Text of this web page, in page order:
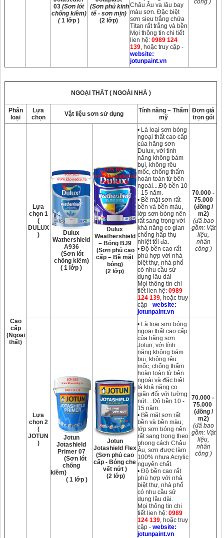
03 (Sơn lót
chống kiềm)
(1 lớp )
(Sơn phủ kinh
tế - sơn mịn)
(2 lớp)
Châu Âu va lâu bay
màu sơn. Đặc biệt
sơn sieu trắng chứa
Titan rất trắng và bền
Mọi thông tin chi tiết
lien hệ: 0989 124
139, hoặc truy cập -
website:
jotunpaint.vn
công )
NGOẠI THẤT ( NGOÀI NHÀ )
Phân
loại
Lựa
chọn
Vật liệu sơn sử dụng
Tính năng – Thẩm
mỹ
Đơn giá
trọn gói
Cao
cấp
(Ngoại
thất)
Lựa
chọn 1
(
DULUX
)
Dulux
Wathershield
A936
(Sơn lót
chống kiềm)
( 1 lớp )
Dulux
Weathershield
– Bóng BJ9
(Sơn phủ cao
cấp – Bề mặt
bóng)
(2 lớp)
• Là loại sơn bóng
ngoại thất cao cấp
của hãng sơn
Dulux, với tính
năng không bám
bụi, không rêu
mốc, chống thấm
hoàn toàn từ bên
ngoài....Độ bền 10
- 15 năm.
• Bề mặt sơn rất
bền và bền màu,
lớp sơn bóng nên
rất sang trọng với
khả năng co gian
chống hấp thụ
nhiệt tối đa.
• Độ bền cao rất
phù hợp với nhà
biệt thự, nhà phố
có nhu cầu sử
dụng lâu dài
Mọi thông tin chi
tiết lien hệ: 0989
124 139, hoặc truy
cập - website:
jotunpaint.vn
70.000 -
75.000
(đồng /
m2)
(đã bao
gồm: Vật
liệu,
nhân
công )
Lựa
chọn 2
(
JOTUN
)
Jotun
Jotashield
Primer 07
(Sơn lót
chống
kiềm)
( 1 lớp )
Jotun
Jotashield Flex
(Sơn phủ cao
cấp - Bóng che
vết nứt )
(2 lớp)
• Là loại sơn bóng
ngoại thất cao cấp
của hãng sơn
Jotun, với tính
năng không bám
bụi, không rêu
mốc, chống thấm
hoàn toàn từ bên
ngoài và đặc biệt
là khả năng co
giãn đối với tường
nứt....Độ bền 10 -
15 năm.
• Bề mặt sơn rất
bền và bền màu,
lớp sơn bóng nên
rất sang trọng theo
phong cách Châu
Âu, sơn được làm
100% nhựa Acrylic
nguyên chất.
• Độ bền cao rất
phù hợp với nhà
biệt thự, nhà phố
có nhu cầu sử
dụng lâu dài.
Mọi thông tin chi
tiết lien hệ: 0989
124 139, hoặc truy
cập - website:
jotunpaint.vn
70.000 -
75.000
(đồng /
m2)
(đã bao
gồm: Vật
liệu,
nhân
công )